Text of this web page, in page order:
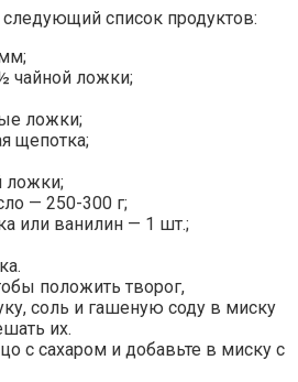
следующий список продуктов:
чайной ложки;
ложки;
щепотка;
ложки;
— 250-300 г;
или ванилин — 1 шт.;
положить творог,
соль и гашеную соду в миску
их.
с сахаром и добавьте в миску с